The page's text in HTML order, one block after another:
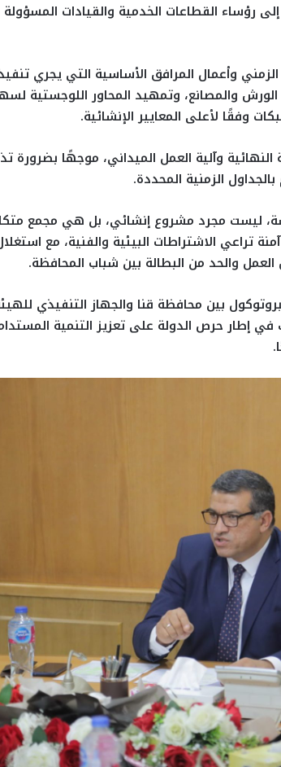
رؤساء القطاعات الخدمية والقيادات
وأعمال المرافق الأساسية التي يجري
والمصانع، وتمهيد المحاور اللوجستية
وفقًا لأعلى المعايير الإنشائية.
وآلية العمل الميداني، موجهًا بضرورة
الزمنية المحددة.
ليست مجرد مشروع إنشائي، بل هي مجمع
تراعي الاشتراطات البيئية والفنية، مع
والحد من البطالة بين شباب المحافظة.
بين محافظة قنا والجهاز التنفيذي
في إطار حرص الدولة على تعزيز التنمية